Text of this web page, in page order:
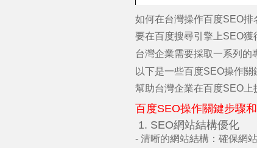
如何在台灣操作百度SEO排
要在百度搜尋引擎上SEO獲
台灣企業需要採取一系列的
以下是一些百度SEO操作關
幫助台灣企業在百度SEO
百度SEO操作關鍵步驟和
1. SEO網站結構優化
- 清晰的網站結構：確保網